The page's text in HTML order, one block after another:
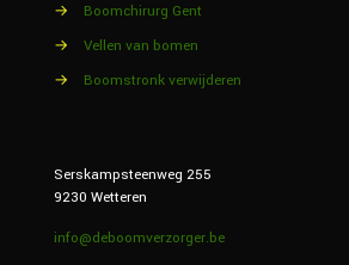
→
Boomchirurg Gent
→
Vellen van bomen
→
Boomstronk verwijderen
Serskampsteenweg 255
9230 Wetteren
info@deboomverzorger.be